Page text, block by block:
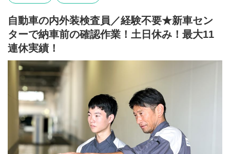
未経験の方や車の知識がない方でも問題ありません。
当社スタッフがしっかり指導致します。
まずはお気軽にご応募下さい。
自動車の内外装検査員／経験不要★新車セン
ターで納車前の確認作業！土日休み！最大11
連休実績！